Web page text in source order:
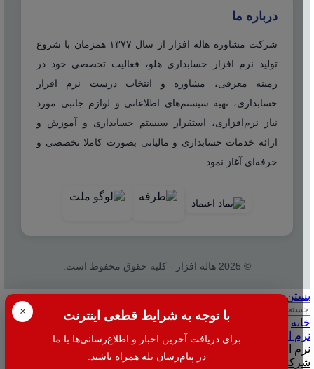
× با توجه به شرایط قطعی اینترنت
برای دریافت آخرین اخبار و اطلاع‌رسانی‌ها با ما
در پیام‌رسان بله همراه باشید.
درباره ما
شرکت مشاوره هاله افزار از سال ۱۳۷۷ همزمان با شروع
تولید نرم افزار حسابداری هلو، فعالیت تخصصی خود در
زمینه معرفی، مشاوره و انتخاب درست نرم افزار
حسابداری، تهیه سیستم‌های اطلاعاتی و لوازم جانبی مورد
نیاز نرم‌افزاری، استقرار سیستم حسابداری و آموزش و
ارائه خدمات حسابداری و مالیاتی بصورت کاملا تخصصی و
حرفه‌ای آغاز نمود.
© 2025 هاله افزار - کلیه حقوق محفوظ است.
بستن
جستجو
خانه
نرم افزار
نرم افزار حسابداری هلو
شرکتی